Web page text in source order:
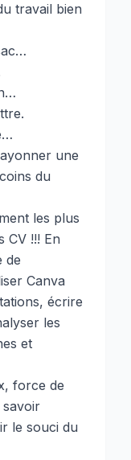
travail bien
une
du
les plus
CV !!! En
de
Canva
écrire
les
et
force de
le souci du